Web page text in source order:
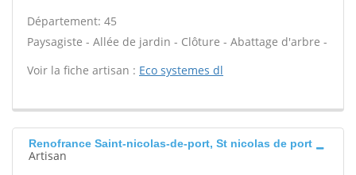
Département: 45
Paysagiste - Allée de jardin - Clôture - Abattage d'arbre -
Voir la fiche artisan : Eco systemes dl
Renofrance Saint-nicolas-de-port, St nicolas de port
Artisan